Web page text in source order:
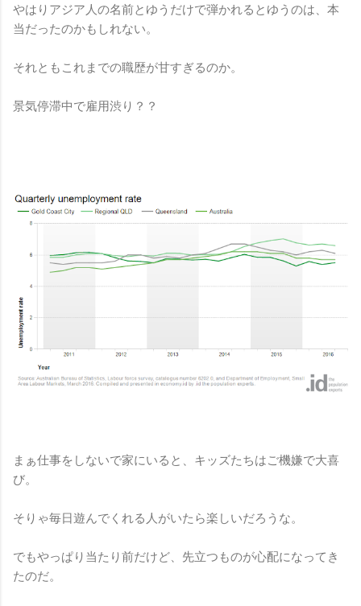
やはりアジア人の名前とゆうだけで弾かれるとゆうのは、本
当だったのかもしれない。
それともこれまでの職歴が甘すぎるのか。
景気停滞中で雇用渋り？？
まぁ仕事をしないで家にいると、キッズたちはご機嫌で大喜
び。
そりゃ毎日遊んでくれる人がいたら楽しいだろうな。
でもやっぱり当たり前だけど、先立つものが心配になってき
たのだ。